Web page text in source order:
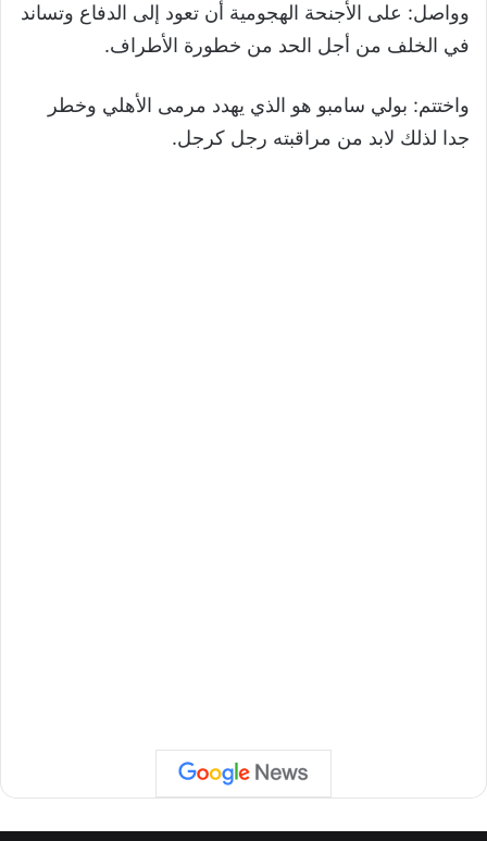
وواصل: على الأجنحة الهجومية أن تعود إلى الدفاع وتساند
في الخلف من أجل الحد من خطورة الأطراف.
واختتم: بولي سامبو هو الذي يهدد مرمى الأهلي وخطر
جدا لذلك لابد من مراقبته رجل كرجل.